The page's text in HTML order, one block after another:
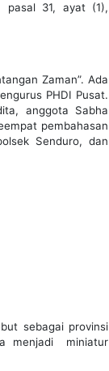
pasal 31, ayat (1),
Zaman”. Ada
PHDI Pusat.
anggota Sabha
pembahasan
Senduro, dan
sebagai provinsi
menjadi miniatur